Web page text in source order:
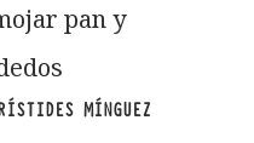
pan y
MÍNGUEZ